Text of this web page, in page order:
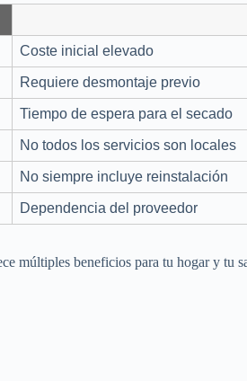
Coste inicial elevado
Requiere desmontaje previo
Tiempo de espera para el secado
No todos los servicios son locales
No siempre incluye reinstalación
Dependencia del proveedor
múltiples beneficios para tu hogar y